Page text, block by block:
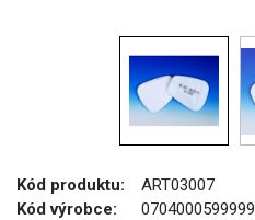
Kód produktu:
ART03007
Kód výrobce:
0704000599999